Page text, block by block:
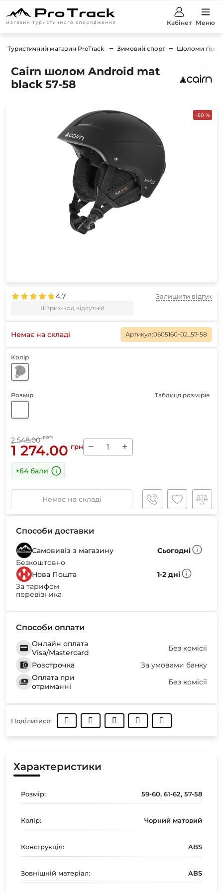
Кабінет Меню
Туристичний магазин ProTrack Зимовий спорт Шоломи
Cairn шолом Android mat
black 57-58
-50 %
4.7
Штрих-код відсутній
Залишити відгук
Немає на складі Артикул:0605160-02_57-58
Колір
Розмір Таблиця розмірів
2 548.00 грн
1 274.00 грн − +
+64 бали
Немає на складі
Способи доставки
Самовивіз з магазину
Сьогодні
Безкоштовно
Нова Пошта
1-2 дні
За тарифом
перевізника
Способи оплати
Онлайн оплата
Visa/Mastercard
Без комісії
Розстрочка
За умовами банку
Оплата при
отриманні
Без комісії
Поділитися:
Характеристики
Розмір: 59-60, 61-62, 57-58
Колір: Чорний матовий
Конструкція: ABS
Зовнішній матеріал: ABS